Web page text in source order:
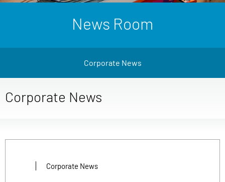
News Room
Corporate News
Corporate News
Corporate News